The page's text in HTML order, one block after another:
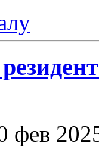
фев